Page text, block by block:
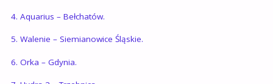
4. Aquarius – Bełchatów.
5. Walenie – Siemianowice Śląskie.
6. Orka – Gdynia.